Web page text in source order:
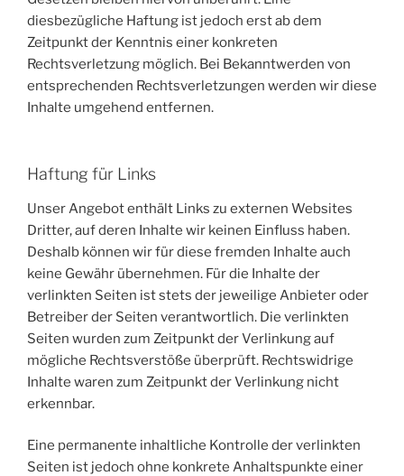
diesbezügliche Haftung ist jedoch erst ab dem
Zeitpunkt der Kenntnis einer konkreten
Rechtsverletzung möglich. Bei Bekanntwerden von
entsprechenden Rechtsverletzungen werden wir diese
Inhalte umgehend entfernen.
Haftung für Links
Unser Angebot enthält Links zu externen Websites
Dritter, auf deren Inhalte wir keinen Einfluss haben.
Deshalb können wir für diese fremden Inhalte auch
keine Gewähr übernehmen. Für die Inhalte der
verlinkten Seiten ist stets der jeweilige Anbieter oder
Betreiber der Seiten verantwortlich. Die verlinkten
Seiten wurden zum Zeitpunkt der Verlinkung auf
mögliche Rechtsverstöße überprüft. Rechtswidrige
Inhalte waren zum Zeitpunkt der Verlinkung nicht
erkennbar.
Eine permanente inhaltliche Kontrolle der verlinkten
Seiten ist jedoch ohne konkrete Anhaltspunkte einer